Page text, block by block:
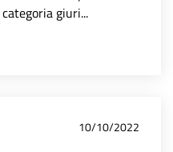
giuri...
10/10/2022